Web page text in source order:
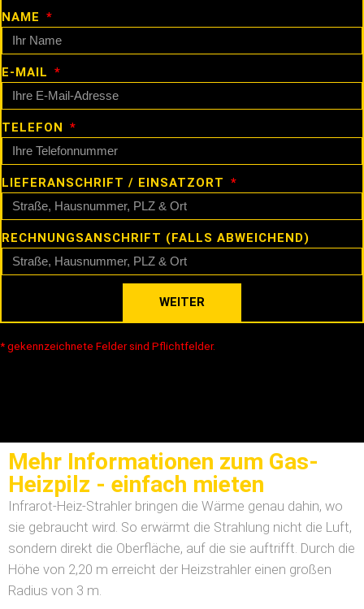
NAME
E-MAIL
TELEFON
LIEFERANSCHRIFT / EINSATZORT
RECHNUNGSANSCHRIFT (FALLS ABWEICHEND)
WEITER
* gekennzeichnete Felder sind Pflichtfelder.
Mehr Informationen zum Gas-
Heizpilz - einfach mieten
Infrarot-Heiz-Strahler bringen die Wärme genau dahin, wo
sie gebraucht wird. So erwärmt die Strahlung nicht die Luft,
sondern direkt die Oberfläche, auf die sie auftrifft. Durch die
Höhe von 2,20 m erreicht der Heizstrahler einen großen
Radius von 3 m.